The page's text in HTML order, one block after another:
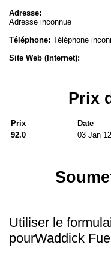
Adresse:
Adresse inconnue
Téléphone: Téléphone
Site Web (Internet):
Prix
Prix Date
92.0
03 Jan 12
Utiliser le
pourWaddick